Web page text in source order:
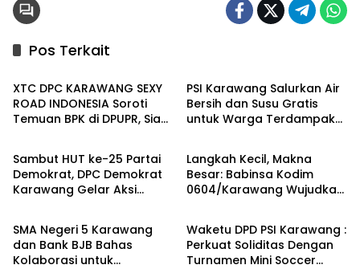
Pos Terkait
Berita
XTC DPC KARAWANG SEXY
ROAD INDONESIA Soroti
Temuan BPK di DPUPR, Siap
PSI Karawang Salurkan Air
Bersih dan Susu Gratis
untuk Warga Terdampak
Berita
Sambut HUT ke-25 Partai
Demokrat, DPC Demokrat
Karawang Gelar Aksi
Berita
Langkah Kecil, Makna
Besar: Babinsa Kodim
0604/Karawang Wujudkan
Berita
SMA Negeri 5 Karawang
dan Bank BJB Bahas
Kolaborasi untuk
Berita
Waketu DPD PSI Karawang :
Perkuat Soliditas Dengan
Turnamen Mini Soccer